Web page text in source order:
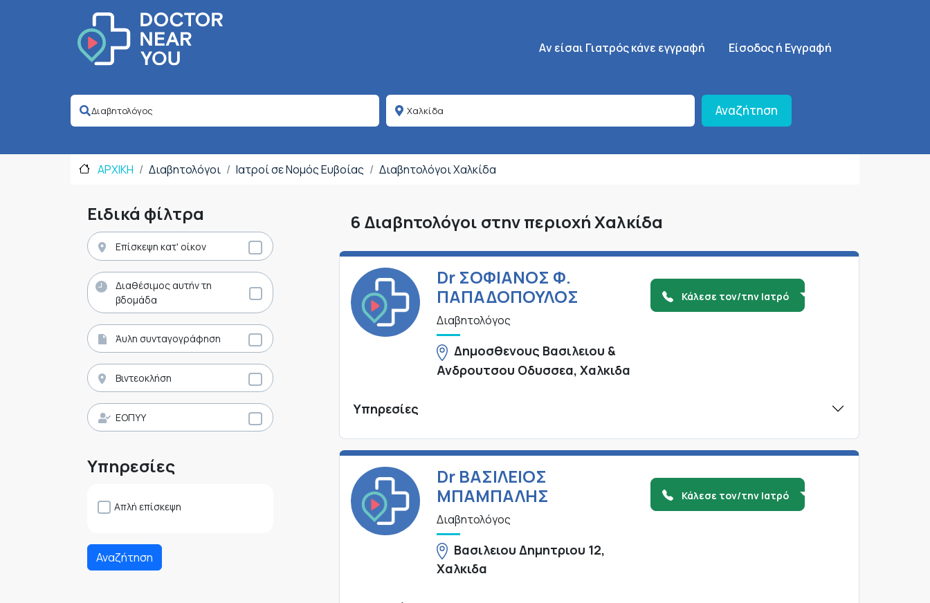
Κεντρική πλοήγηση
Aν είσαι Γιατρός κάνε εγγραφή SignUp Menu
Είσοδος ή Εγγραφή
Αναζήτηση
ΑΡΧΙΚΗ Διαβητολόγοι Ιατροί σε Νομός Ευβοίας Διαβητολόγοι Χαλκίδα
Ειδικά φίλτρα
Επίσκεψη κατ' οίκον
Διαθέσιμος αυτήν τη
βδομάδα
Άυλη συνταγογράφηση
Βιντεοκλήση
ΕΟΠΥΥ
Υπηρεσίες
Απλή επίσκεψη
Αναζήτηση
6 Διαβητολόγοι στην περιοχή Χαλκίδα
Dr ΣΟΦΙΑΝΟΣ Φ.
ΠΑΠΑΔΟΠΟΥΛΟΣ
Διαβητολόγος
Δημοσθενους Βασιλειου &
Ανδρουτσου Οδυσσεα, Χαλκιδα
Κάλεσε τον/την Ιατρό
Υπηρεσίες
Dr ΒΑΣΙΛΕΙΟΣ
ΜΠΑΜΠΑΛΗΣ
Διαβητολόγος
Βασιλειου Δημητριου 12,
Χαλκιδα
Κάλεσε τον/την Ιατρό